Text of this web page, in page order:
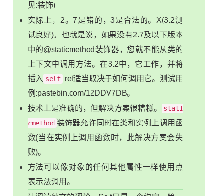
见:装饰)
实际上，2。7是错的，3是合法的。X(3.2测
试良好)。也就是说，如果没有2.7及以下版本
中的@staticmethod装饰器，您就不能从类的
上下文中调用方法。在3.2中，它工作，并将
插入 self ref适当取决于如何调用它。测试用
例:pastebin.com/12DDV7DB。
技术上是准确的，但解决方案很糟糕。
stati
cmethod 装饰器允许同时在类和实例上调用函
数(当在实例上调用函数时，此解决方案会失
败)。
方法可以像对象的任何其他属性一样使用点
表示法调用。